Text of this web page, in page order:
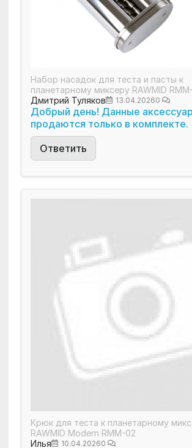
Набор насадок для теста и пасты к
планетарному миксеру RAWMID
Дмитрий Туляков
13.04.20260
Добрый день! Данные
продаются только в комплекте.
Ответить
Крюк для теста к планетарному
RAWMID Modern RMM-02
Илья
10.04.20260